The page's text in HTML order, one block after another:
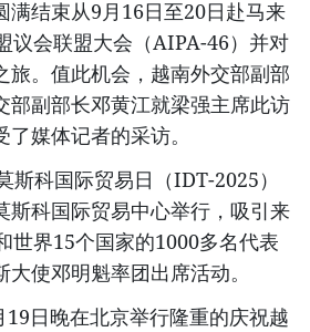
满结束从9月16日至20日赴马来
议会联盟大会（AIPA-46）并对
旅。值此机会，越南外交部副部
部副部长邓黄江就梁强主席此访
媒体记者的采访。
斯科国际贸易日（IDT-2025）
斯科国际贸易中心举行，吸引来
世界15个国家的1000多名代表
使邓明魁率团出席活动。
19日晚在北京举行隆重的庆祝越